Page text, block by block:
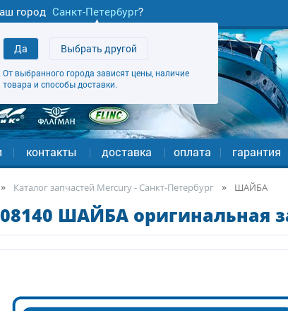
город Санкт-Петербург?
Да Выбрать другой
От выбранного города зависят цены, наличие
товара и способы доставки.
контакты доставка оплата гарантия
Каталог запчастей Mercury - Санкт-Петербург ШАЙБА
ШАЙБА оригинальная